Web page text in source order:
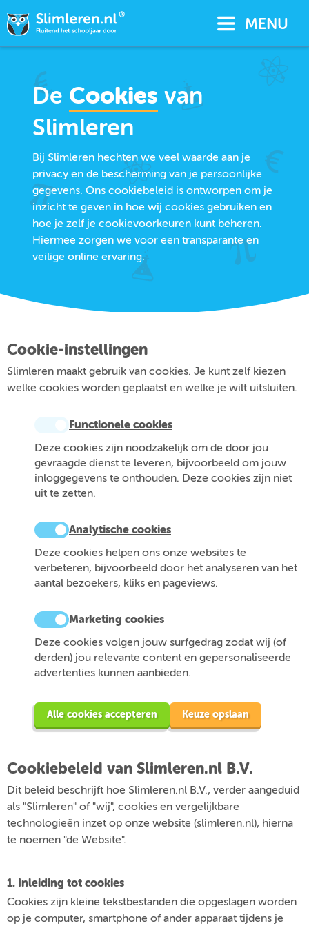
MENU
De Cookies van
Slimleren
Bij Slimleren hechten we veel waarde aan je
privacy en de bescherming van je persoonlijke
gegevens. Ons cookiebeleid is ontworpen om je
inzicht te geven in hoe wij cookies gebruiken en
hoe je zelf je cookievoorkeuren kunt beheren.
Hiermee zorgen we voor een transparante en
veilige online ervaring.
Cookie-instellingen
Slimleren maakt gebruik van cookies. Je kunt zelf kiezen
welke cookies worden geplaatst en welke je wilt uitsluiten.
Functionele cookies
Deze cookies zijn noodzakelijk om de door jou
gevraagde dienst te leveren, bijvoorbeeld om jouw
inloggegevens te onthouden. Deze cookies zijn niet
uit te zetten.
Analytische cookies
Deze cookies helpen ons onze websites te
verbeteren, bijvoorbeeld door het analyseren van het
aantal bezoekers, kliks en pageviews.
Marketing cookies
Deze cookies volgen jouw surfgedrag zodat wij (of
derden) jou relevante content en gepersonaliseerde
advertenties kunnen aanbieden.
Alle cookies accepteren Keuze opslaan
Cookiebeleid van Slimleren.nl B.V.
Dit beleid beschrijft hoe Slimleren.nl B.V., verder aangeduid
als "Slimleren" of "wij", cookies en vergelijkbare
technologieën inzet op onze website (slimleren.nl), hierna
te noemen "de Website".
1. Inleiding tot cookies
Cookies zijn kleine tekstbestanden die opgeslagen worden
op je computer, smartphone of ander apparaat tijdens je